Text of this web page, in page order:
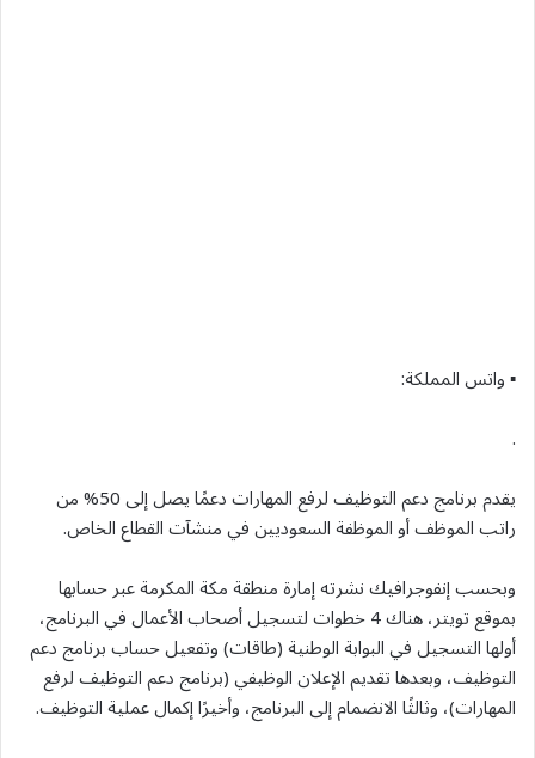
▪︎ واتس المملكة:
.
يقدم برنامج دعم التوظيف لرفع المهارات دعمًا يصل إلى 50% من
راتب الموظف أو الموظفة السعوديين في منشآت القطاع الخاص.
وبحسب إنفوجرافيك نشرته إمارة منطقة مكة المكرمة عبر حسابها
بموقع تويتر، هناك 4 خطوات لتسجيل أصحاب الأعمال في البرنامج،
أولها التسجيل في البوابة الوطنية (طاقات) وتفعيل حساب برنامج دعم
التوظيف، وبعدها تقديم الإعلان الوظيفي (برنامج دعم التوظيف لرفع
المهارات)، وثالثًا الانضمام إلى البرنامج، وأخيرًا إكمال عملية التوظيف.